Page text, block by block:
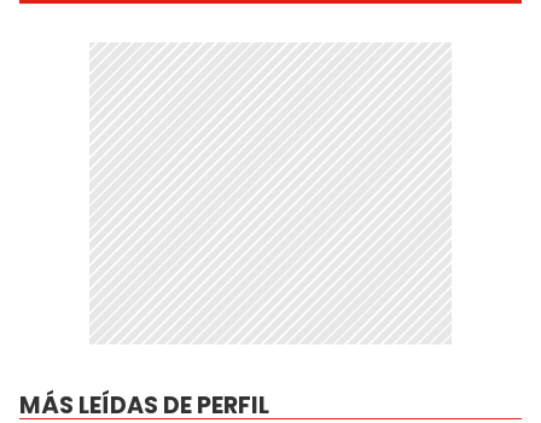
MÁS LEÍDAS DE PERFIL